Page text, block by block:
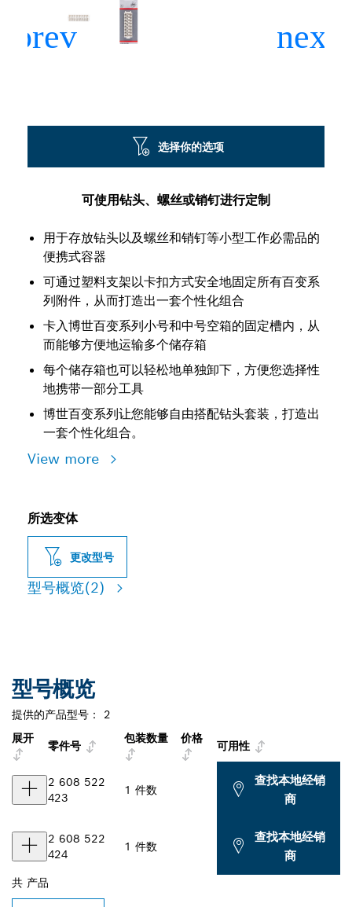
可使用钻头、螺丝或销钉进行定制
用于存放钻头以及螺丝和销钉等小型工作必需品的
便携式容器
可通过塑料支架以卡扣方式安全地固定所有百变系
列附件，从而打造出一套个性化组合
卡入博世百变系列小号和中号空箱的固定槽内，从
而能够方便地运输多个储存箱
每个储存箱也可以轻松地单独卸下，方便您选择性
地携带一部分工具
博世百变系列让您能够自由搭配钻头套装，打造出
一套个性化组合。
View more
选择你的选项
所选变体
更改型号
型号概览(2)
型号概览
提供的产品型号：
2
展开
零件号
包装数量 价格
可用性
2 608 522
423
1 件数
查找本地经销
商
2 608 522
424
1 件数
查找本地经销
商
共 产品